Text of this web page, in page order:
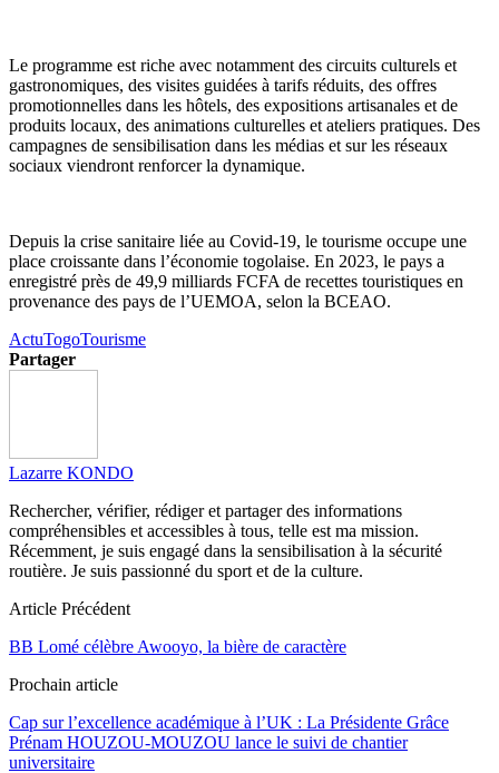
Le programme est riche avec notamment des circuits culturels et
gastronomiques, des visites guidées à tarifs réduits, des offres
promotionnelles dans les hôtels, des expositions artisanales et de
produits locaux, des animations culturelles et ateliers pratiques. Des
campagnes de sensibilisation dans les médias et sur les réseaux
sociaux viendront renforcer la dynamique.
Depuis la crise sanitaire liée au Covid-19, le tourisme occupe une
place croissante dans l’économie togolaise. En 2023, le pays a
enregistré près de 49,9 milliards FCFA de recettes touristiques en
provenance des pays de l’UEMOA, selon la BCEAO.
ActuTogoTourisme
Partager
Lazarre KONDO
Rechercher, vérifier, rédiger et partager des informations
compréhensibles et accessibles à tous, telle est ma mission.
Récemment, je suis engagé dans la sensibilisation à la sécurité
routière. Je suis passionné du sport et de la culture.
Article Précédent
BB Lomé célèbre Awooyo, la bière de caractère
Prochain article
Cap sur l’excellence académique à l’UK : La Présidente Grâce
Prénam HOUZOU-MOUZOU lance le suivi de chantier
universitaire